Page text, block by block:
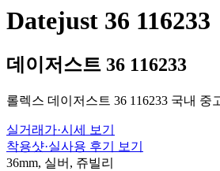
Datejust 36 116233
데이저스트 36 116233
롤렉스 데이저스트 36 116233 국내
실거래가·시세 보기
착용샷·실사용 후기 보기
36mm, 실버, 쥬빌리